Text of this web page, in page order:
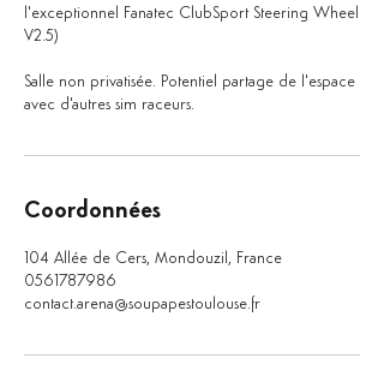
l'exceptionnel Fanatec ClubSport Steering Wheel
V2.5)
Salle non privatisée. Potentiel partage de l'espace
avec d'autres sim raceurs.
Coordonnées
104 Allée de Cers, Mondouzil, France
0561787986
contact.arena@soupapestoulouse.fr